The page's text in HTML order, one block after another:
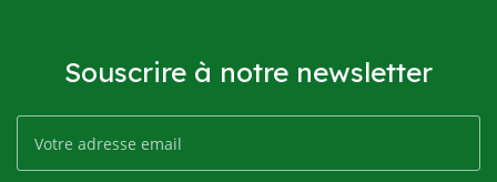
Souscrire à notre newsletter